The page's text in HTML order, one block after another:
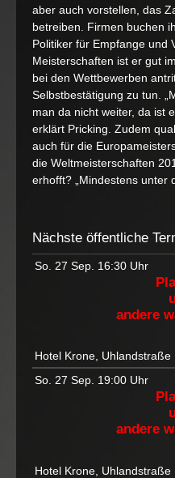
aber auch vorstellen, das
betreiben. Firmen buchen
Politiker für Empfange und
Meisterschaften ist er gut
bei den Wettbewerben
Selbstbestätigung zu tun.
man da nicht weiter, da ist
erklärt Pricking. Zudem
auch für die
die Weltmeisterschaften
erhofft? „Mindestens unter
Nächste öffentliche
So. 27 Sep. 16:30 Uhr
andere
Hotel Krone,
So. 27 Sep. 19:00 Uhr
andere
Hotel Krone,